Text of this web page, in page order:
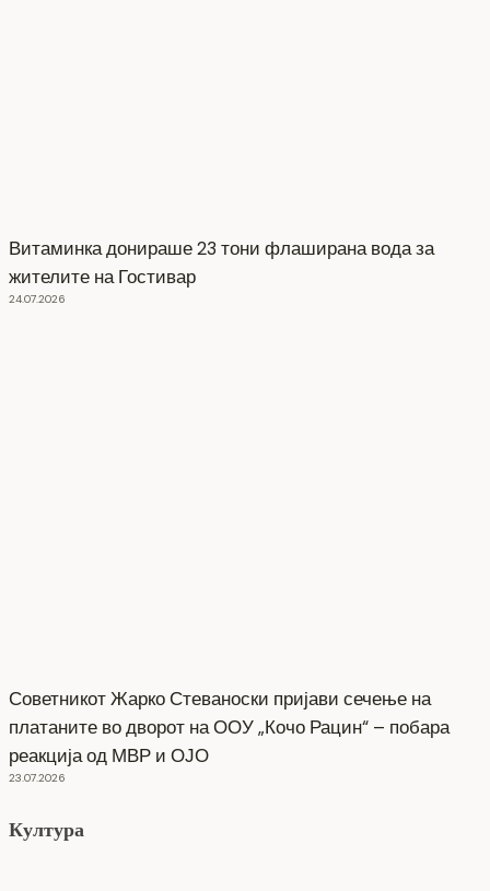
Витаминка донираше 23 тони флаширана вода за
жителите на Гостивар
24.07.2026
Советникот Жарко Стеваноски пријави сечење на
платаните во дворот на ООУ „Кочо Рацин“ – побара
реакција од МВР и ОЈО
23.07.2026
Култура